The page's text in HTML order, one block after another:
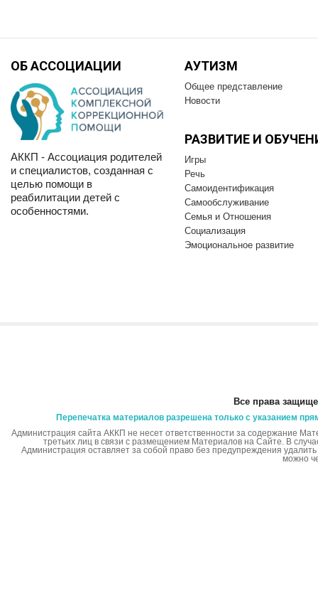
ОБ АССОЦИАЦИИ
АККП - Ассоциация родителей
и специалистов, созданная с
целью помощи в
реабилитации детей с
особенностями.
АУТИЗМ
Общее представление
Новости
РАЗВИТИЕ И
Игры
Речь
Самоидентификация
Самообслуживание
Семья и Отношения
Социализация
Эмоциональное развитие
Все права
Перепечатка материалов разрешена только с указанием
Администрация сайта АККП не несет ответственности за содержание
третьих лиц в связи с размещением Материалов на Сайте. В
Администрация оставляет за собой право без предупреждения
можно